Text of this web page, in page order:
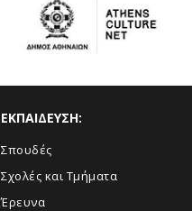
ΕΚΠΑΙΔΕΥΣΗ:
Σπουδές
Σχολές και Τμήματα
Έρευνα